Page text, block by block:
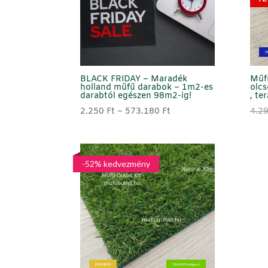
BLACK FRIDAY – Maradék
holland műfű darabok – 1m2-es
darabtól egészen 98m2-ig!
2.250 Ft – 573.180 Ft
573.180 Ft
,
PRÉMIUM TAVASZI (világos)
-52% kedvezmény